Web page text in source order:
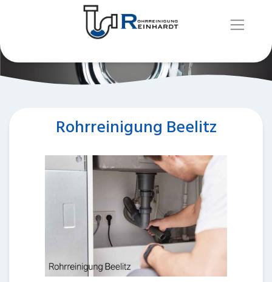
Rohrreinigung Beelitz